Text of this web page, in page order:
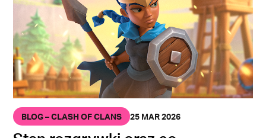
BLOG – CLASH OF CLANS 25 MAR 2026